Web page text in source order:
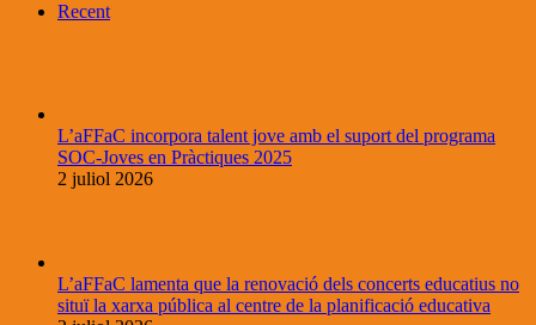
Recent
L’aFFaC incorpora talent jove amb el suport del programa
SOC-Joves en Pràctiques 2025
2 juliol 2026
L’aFFaC lamenta que la renovació dels concerts educatius no
situï la xarxa pública al centre de la planificació educativa